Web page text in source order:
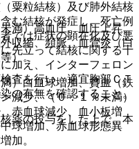
粟粒結核）及び肺外結核
む結核が発症し、死亡例
では症状の顕在化及び悪
先立って結核に関する十
加え、インターフェロン
査を行い、適宜胸部ＣＴ
の有無を確認すること。
薬の投与をした上で、本
満）高血圧、血圧上昇、
収縮、頻脈、血管炎（白
）。
）白血球増加、貧血（鉄
減少、（０．１％未満）
赤血球減少、血小板増
球増加、赤血球形態異
加。